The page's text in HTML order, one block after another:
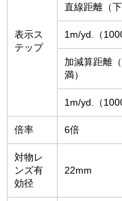
表示ス
テップ
直線距離（
1m/yd.（
加減算距離
満）
1m/yd.（
倍率 6倍
対物レ
ンズ有
効径
22mm